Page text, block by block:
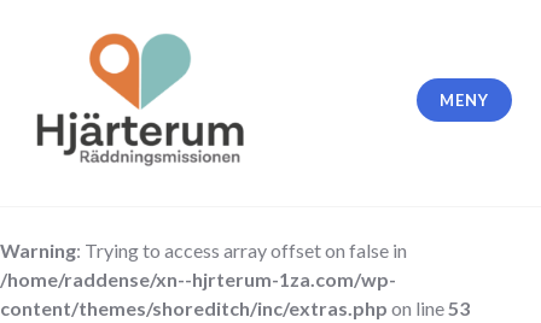
MENY
Warning: Trying to access array offset on false in
/home/raddense/xn--hjrterum-1za.com/wp-
content/themes/shoreditch/inc/extras.php on line 53